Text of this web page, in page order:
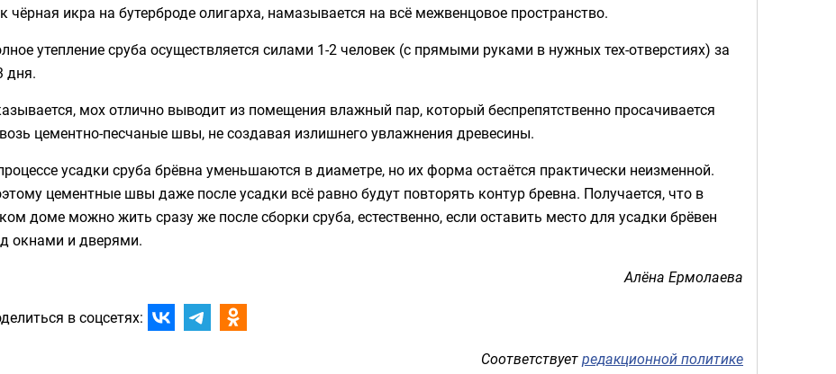
чёрная икра на бутерброде олигарха, намазывается на всё межвенцовое пространство.
утепление сруба осуществляется силами 1-2 человек (с прямыми руками в нужных тех-отверстиях) за
дня.
мох отлично выводит из помещения влажный пар, который беспрепятственно просачивается
цементно-песчаные швы, не создавая излишнего увлажнения древесины.
усадки сруба брёвна уменьшаются в диаметре, но их форма остаётся практически неизменной.
цементные швы даже после усадки всё равно будут повторять контур бревна. Получается, что в
доме можно жить сразу же после сборки сруба, естественно, если оставить место для усадки брёвен
окнами и дверями.
Алёна Ермолаева
в соцсетях:
Соответствуетредакционной политике